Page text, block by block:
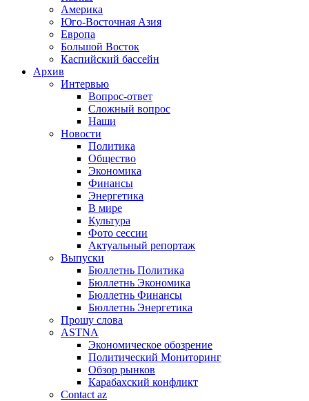
Америка
Юго-Восточная Азия
Европа
Большой Восток
Каспийский бассейн
Архив
Интервью
Вопрос-ответ
Сложный вопрос
Наши
Новости
Политика
Общество
Экономика
Финансы
Энергетика
В мире
Культура
Фото сессии
Актуальный репортаж
Выпуски
Бюллетнь Политика
Бюллетнь Экономика
Бюллетнь Финансы
Бюллетнь Энергетика
Прошу слова
ASTNA
Экономическое обозрение
Политический Мониторинг
Обзор рынков
Карабахский конфликт
Contact az